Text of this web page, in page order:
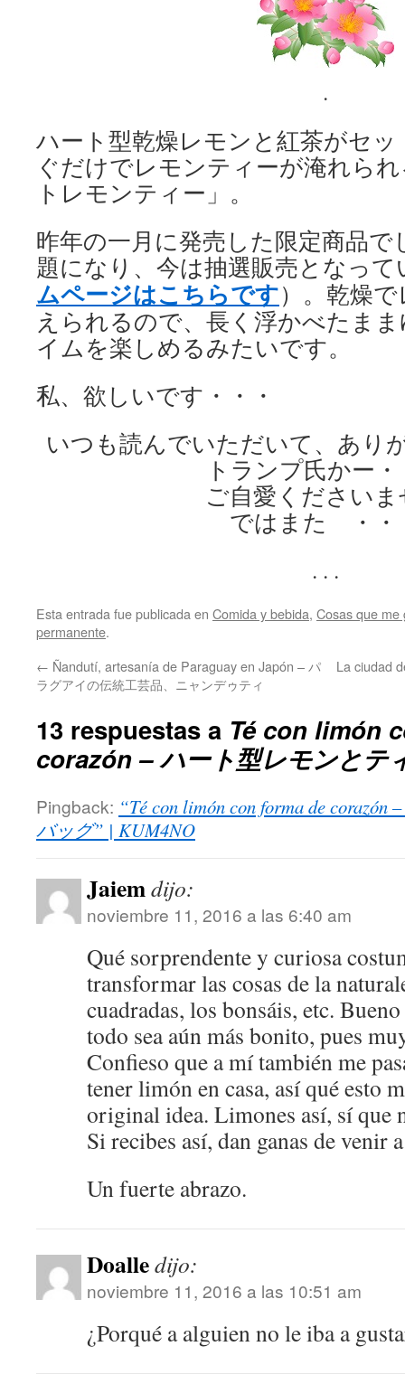
.
ハート型乾燥レモンと紅茶がセ
ぐだけでレモンティーが淹れら
トレモンティー」。
昨年の一月に発売した限定商品
題になり、今は抽選販売となっ
ムページはこちらです）。乾燥
えられるので、長く浮かべたま
イムを楽しめるみたいです。
私、欲しいです・・・
いつも読んでいただいて、あり
トランプ氏かー
ご自愛くださいま
ではまた ・・
. . .
Esta entrada fue publicada en Comida y bebida, Cosas que me
permanente.
← Ñandutí, artesanía de Paraguay en Japón – パ
ラグアイの伝統工芸品、ニャンデゥティ
La ciudad
13 respuestas a Té con limón
corazón – ハート型レモンとテ
Pingback: “Té con limón con forma de
バッグ” | KUM4NO
Jaiemdijo:
noviembre 11, 2016 a las 6:40 am
Qué sorprendente y curiosa
transformar las cosas de la
cuadradas, los bonsáis, etc.
todo sea aún más bonito, pues
Confieso que a mí también me
tener limón en casa, así qué esto
original idea. Limones así, sí que
Si recibes así, dan ganas de venir
Un fuerte abrazo.
Doalledijo:
noviembre 11, 2016 a las 10:51 am
¿Porqué a alguien no le iba a